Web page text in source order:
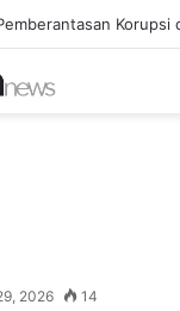
2026 14